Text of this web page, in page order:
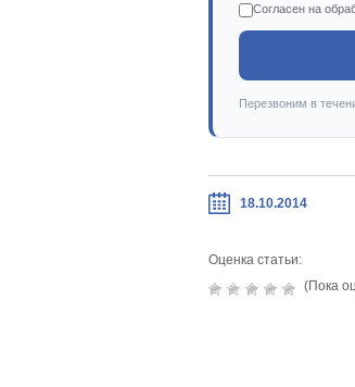
Согласен на
Перезвоним в
18.10.2014
Оценка статьи:
(Пока